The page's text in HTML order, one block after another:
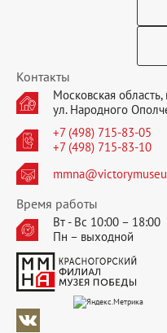
Контакты
Московская область,
ул. Народного
+7 (498) 715-83-05
+7 (498) 715-83-10
Время работы
Вт - Вс 10:00 – 18:00
Пн – выходной